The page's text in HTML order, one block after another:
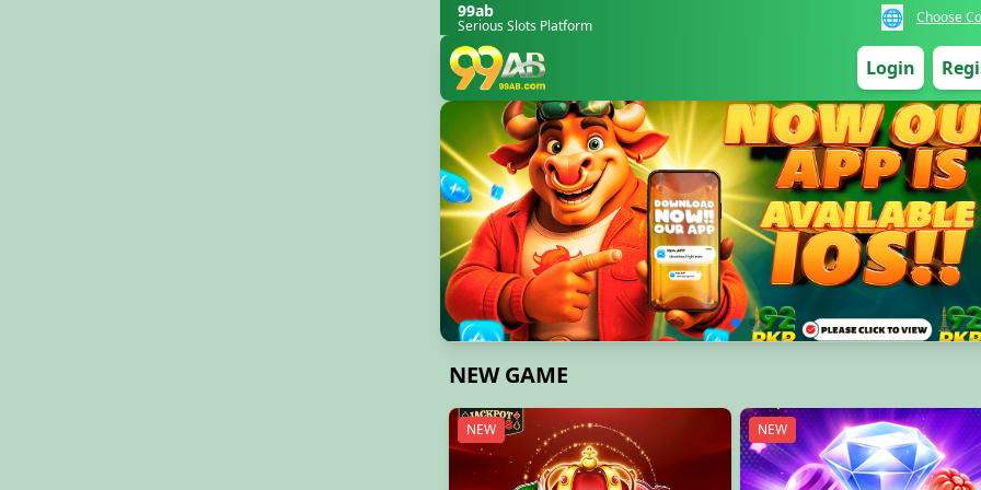
99ab
Serious Slots Platform 🌐 Choose
Login
NEW GAME
NEW NEW